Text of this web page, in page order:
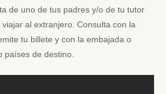
de uno de tus padres y/o de tu tutor
al extranjero. Consulta con la
tu billete y con la embajada o
países de destino.